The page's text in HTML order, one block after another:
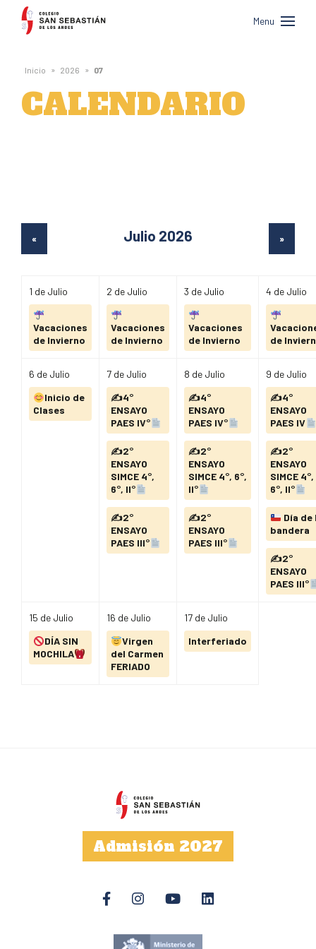
Colegio
San
Sebastián
de
Los
Menu
Inicio » 2026 » 07
CALENDARIO
Julio 2026
« »
1 de Julio
Vacaciones
de Invierno
2 de Julio
Vacaciones
de Invierno
3 de Julio
Vacaciones
de Invierno
4 de Julio
de
6 de Julio
Inicio de
Clases
7 de Julio
✍4°
ENSAYO
PAES IV°
✍2°
ENSAYO
SIMCE 4°,
6°, II°
✍2°
ENSAYO
PAES III°
8 de Julio
✍4°
ENSAYO
PAES IV°
✍2°
ENSAYO
SIMCE 4°, 6°,
II°
✍2°
ENSAYO
PAES III°
9 de Julio
✍4°
ENSAYO
PAES IV
✍2°
ENSAYO
SIMCE 4°,
6°, II°
Día de
bandera
✍2°
ENSAYO
PAES III°
15 de Julio
DÍA SIN
MOCHILA
16 de Julio
Virgen
del Carmen
FERIADO
17 de Julio
Interferiado
Admisión 2027